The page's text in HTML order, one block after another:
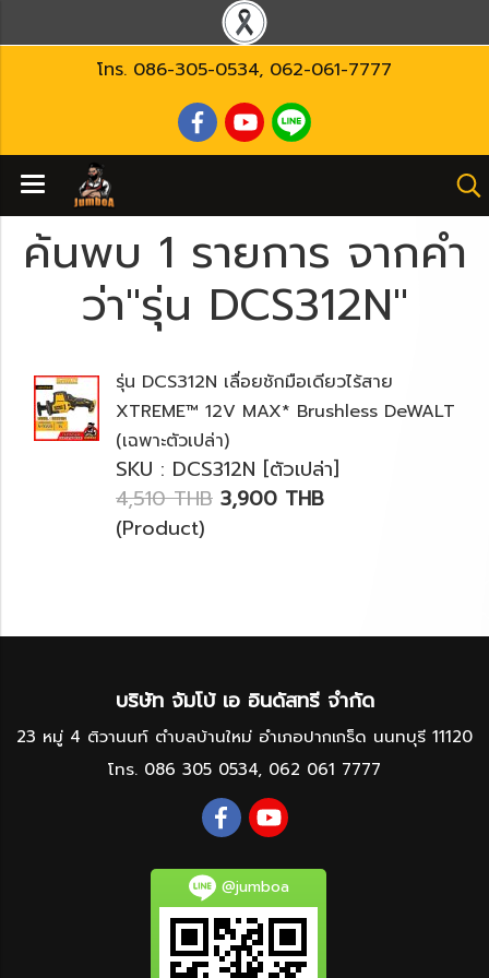
โทร. 086-305-0534, 062-061-7777
ค้นพบ 1 รายการ จากคำ
ว่า"รุ่น DCS312N"
รุ่น DCS312N เลื่อยชักมือเดียวไร้สาย
XTREME™ 12V MAX* Brushless DeWALT
(เฉพาะตัวเปล่า)
SKU : DCS312N [ตัวเปล่า]
4,510 THB 3,900 THB
(Product)
บริษัท จัมโบ้ เอ อินดัสทรี จำกัด
23 หมู่ 4 ติวานนท์ ตำบลบ้านใหม่ อำเภอปากเกร็ด นนทบุรี 11120
โทร. 086 305 0534, 062 061 7777
@jumboa